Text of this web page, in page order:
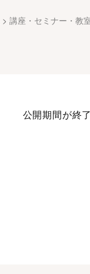
>講座・セミナー・教
公開期間が終